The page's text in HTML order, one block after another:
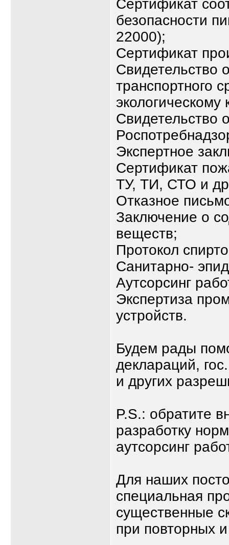
Сертификат
безопасности
22000);
Сертификат
Свидетельство
транспортного
экологическому
Свидетельство
Экспертное
Сертификат
ТУ, ТИ, СТО и
Отказное
Заключение о
веществ;
Протокол
Санитарно-
Аутсорсинг
Экспертиза
устройств.
Будем рады
деклараций,
и других
P.S.: обратите
разработку
аутсорсинг
Для наших
специальная
существенные
при повторных